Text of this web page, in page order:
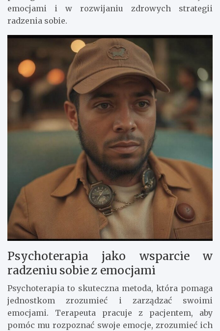
emocjami i w rozwijaniu zdrowych strategii
radzenia sobie.
Psychoterapia jako wsparcie w
radzeniu sobie z emocjami
Psychoterapia to skuteczna metoda, która pomaga
jednostkom zrozumieć i zarządzać swoimi
emocjami. Terapeuta pracuje z pacjentem, aby
pomóc mu rozpoznać swoje emocje, zrozumieć ich